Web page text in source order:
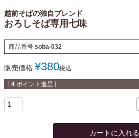
越前そばの独自ブレンド
おろしそば専用七味
商品番号 soba-032
販売価格 ¥380税込
[ 4 ポイント進呈 ]
カートに入れる